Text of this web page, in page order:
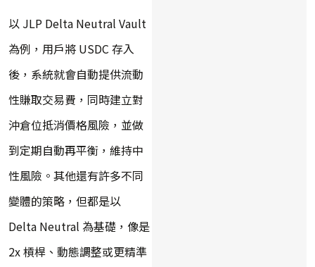
以 JLP Delta Neutral Vault
為例，用戶將 USDC 存入
後，系統就會自動提供流動
性賺取交易費，同時建立對
沖倉位抵消價格風險，並做
到定期自動再平衡，維持中
性風險。其他還有許多不同
變體的策略，但都是以
Delta Neutral 為基礎，像是
2x 槓桿、動態調整或更精準